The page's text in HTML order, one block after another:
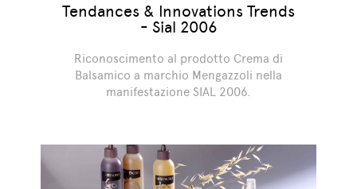
Tendances & Innovations Trends
- Sial 2006
Riconoscimento al prodotto Crema di
Balsamico a marchio Mengazzoli nella
manifestazione SIAL 2006.